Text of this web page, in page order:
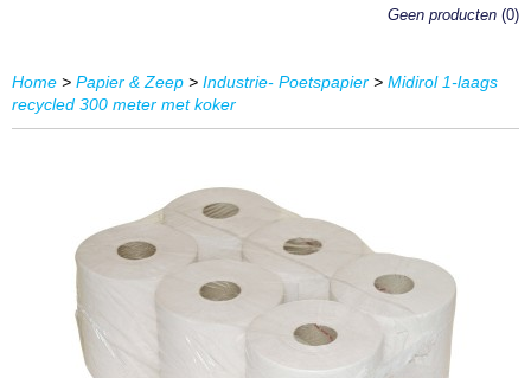
Geen producten (0)
Home > Papier & Zeep > Industrie- Poetspapier > Midirol 1-laags
recycled 300 meter met koker